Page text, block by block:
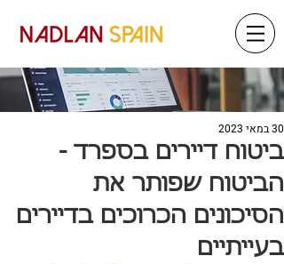
ביטוח דיירים בספרד -
הביטוח שפותר את
הסיכונים הכרוכים בדיירים
בעייתיים
30 במאי 2023